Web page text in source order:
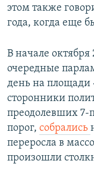
этом также
года, когда еще
В начале
очередные
день на площади
сторонники
преодолевших 7-
порог, собрались
переросла в
произошли